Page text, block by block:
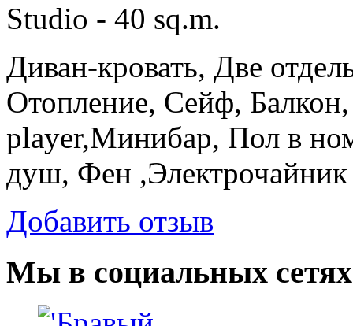
Studio - 40 sq.m.
Диван-кровать, Две
Отопление, Сейф,
player,Минибар, Пол в
душ, Фен ,Электрочайник
Добавить отзыв
Мы в социальных сетях